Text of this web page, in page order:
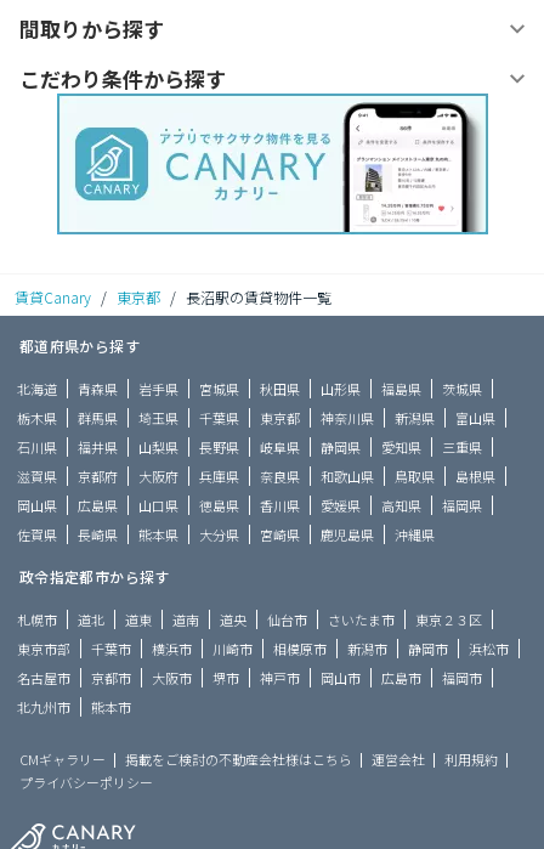
間取りから探す
こだわり条件から探す
賃貸Canary / 東京都 / 長沼駅の賃貸物件一覧
都道府県から探す
北海道 青森県 岩手県 宮城県 秋田県 山形県 福島県
茨城県
栃木県
群馬県 埼玉県 千葉県 東京都 神奈川県 新潟県
富山県
石川県
福井県 山梨県 長野県 岐阜県 静岡県 愛知県
三重県
滋賀県
京都府 大阪府 兵庫県 奈良県 和歌山県 鳥取県
島根県
岡山県
広島県 山口県 徳島県 香川県 愛媛県 高知県
福岡県
佐賀県
長崎県 熊本県 大分県 宮崎県 鹿児島県 沖縄県
政令指定都市から探す
札幌市 道北 道東 道南 道央 仙台市 さいたま市
東京２３区
東京市部
千葉市 横浜市 川崎市 相模原市 新潟市 静岡市
浜松市
名古屋市
京都市 大阪市 堺市 神戸市 岡山市 広島市
福岡市
北九州市
熊本市
CMギャラリー 掲載をご検討の不動産会社様はこちら 運営会社
利用規約
プライバシーポリシー